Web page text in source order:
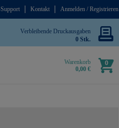
Kontakt Anmelden / Registrieren
Verbleibende Druckausgaben
0 Stk.
Warenkorb
0,00 €
0